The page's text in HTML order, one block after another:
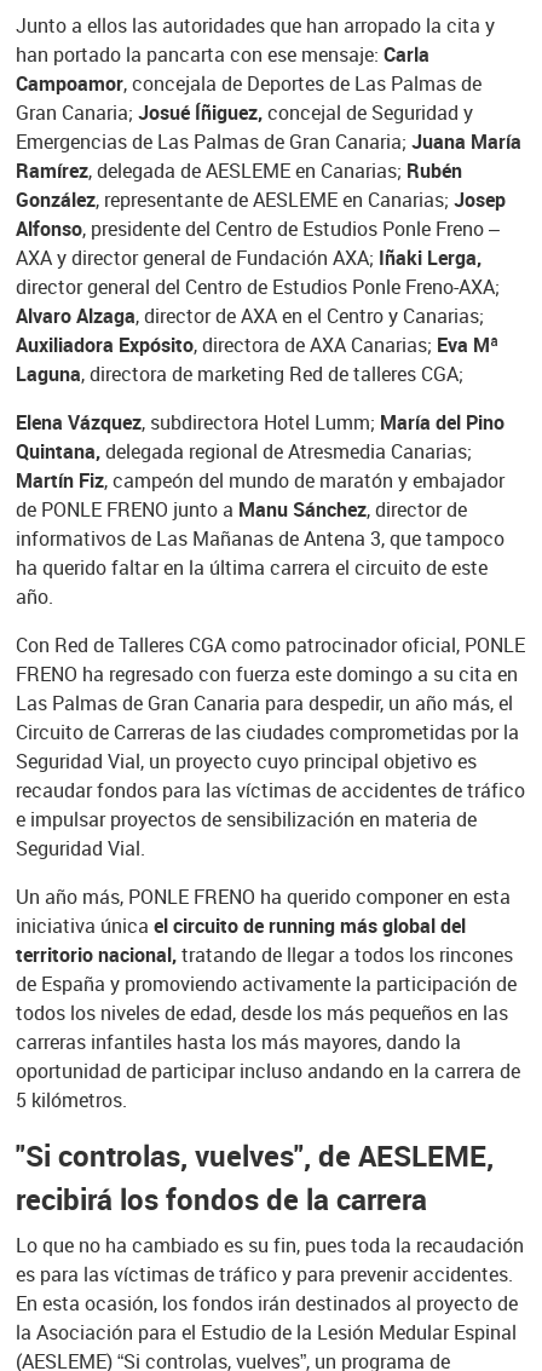
Junto a ellos las autoridades que han arropado la cita y
han portado la pancarta con ese mensaje: Carla
Campoamor, concejala de Deportes de Las Palmas de
Gran Canaria; Josué Íñiguez,concejal de Seguridad y
Emergencias de Las Palmas de Gran Canaria; Juana María
Ramírez, delegada de AESLEME en Canarias; Rubén
González, representante de AESLEME en Canarias; Josep
Alfonso, presidente del Centro de Estudios Ponle Freno –
AXA y director general de Fundación AXA; Iñaki Lerga,
director general del Centro de Estudios Ponle Freno-AXA;
Alvaro Alzaga, director de AXA en el Centro y Canarias;
Auxiliadora Expósito, directora de AXA Canarias; Eva Mª
Laguna, directora de marketing Red de talleres CGA;
Elena Vázquez, subdirectora Hotel Lumm; María del Pino
Quintana,delegada regional de Atresmedia Canarias;
Martín Fiz, campeón del mundo de maratón y embajador
de PONLE FRENO junto a Manu Sánchez, director de
informativos de Las Mañanas de Antena 3, que tampoco
ha querido faltar en la última carrera el circuito de este
año.
Con Red de Talleres CGA como patrocinador oficial, PONLE
FRENO ha regresado con fuerza este domingo a su cita en
Las Palmas de Gran Canaria para despedir, un año más, el
Circuito de Carreras de las ciudades comprometidas por la
Seguridad Vial, un proyecto cuyo principal objetivo es
recaudar fondos para las víctimas de accidentes de tráfico
e impulsar proyectos de sensibilización en materia de
Seguridad Vial.
Un año más, PONLE FRENO ha querido componer en esta
iniciativa única el circuito de running más global del
territorio nacional,tratando de llegar a todos los rincones
de España y promoviendo activamente la participación de
todos los niveles de edad, desde los más pequeños en las
carreras infantiles hasta los más mayores, dando la
oportunidad de participar incluso andando en la carrera de
5 kilómetros.
"Si controlas, vuelves", de AESLEME,
recibirá los fondos de la carrera
Lo que no ha cambiado es su fin, pues toda la recaudación
es para las víctimas de tráfico y para prevenir accidentes.
En esta ocasión, los fondos irán destinados al proyecto de
la Asociación para el Estudio de la Lesión Medular Espinal
(AESLEME) “Si controlas, vuelves”, un programa de